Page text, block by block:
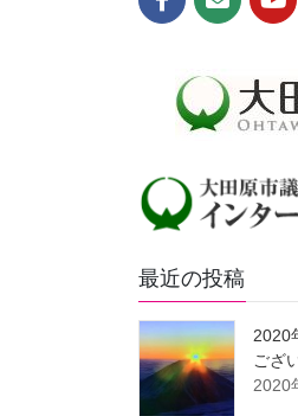
最近の投稿
2020
ござ
2020